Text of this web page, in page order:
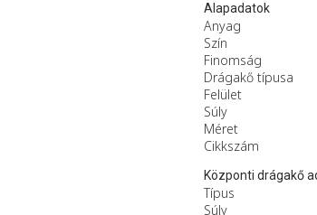
Alapadatok
Anyag
Szín
Finomság
Drágakő típusa
Felület
Súly
Méret
Cikkszám
Központi drágakő
Típus
Súly